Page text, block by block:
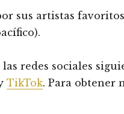
sus artistas
redes sociales
TikTok. Para obtener